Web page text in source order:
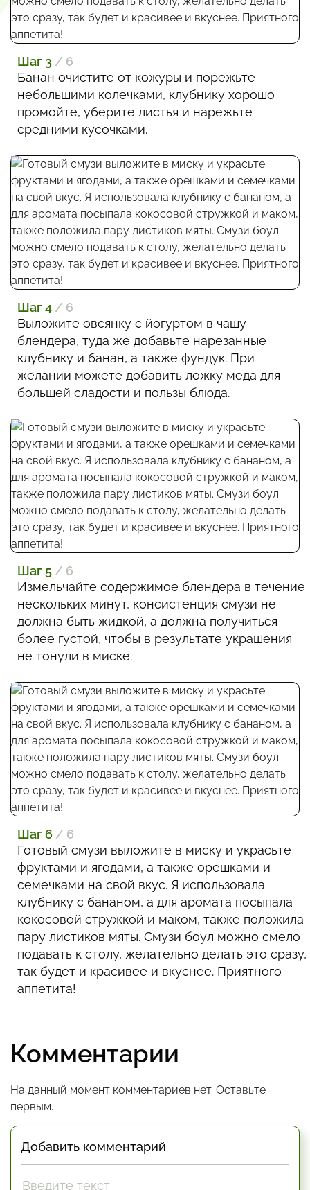
Шаг 3 / 6
Банан очистите от кожуры и порежьте
небольшими колечками, клубнику хорошо
промойте, уберите листья и нарежьте
средними кусочками.
Шаг 4 / 6
Выложите овсянку с йогуртом в чашу
блендера, туда же добавьте нарезанные
клубнику и банан, а также фундук. При
желании можете добавить ложку меда для
большей сладости и пользы блюда.
Шаг 5 / 6
Измельчайте содержимое блендера в течение
нескольких минут, консистенция смузи не
должна быть жидкой, а должна получиться
более густой, чтобы в результате украшения
не тонули в миске.
Шаг 6 / 6
Готовый смузи выложите в миску и украсьте
фруктами и ягодами, а также орешками и
семечками на свой вкус. Я использовала
клубнику с бананом, а для аромата посыпала
кокосовой стружкой и маком, также положила
пару листиков мяты. Смузи боул можно смело
подавать к столу, желательно делать это сразу,
так будет и красивее и вкуснее. Приятного
аппетита!
Комментарии
На данный момент комментариев нет. Оставьте
первым.
Добавить комментарий